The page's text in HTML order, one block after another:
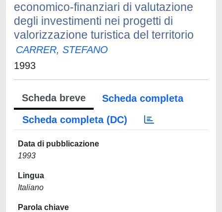
economico-finanziari di valutazione
degli investimenti nei progetti di
valorizzazione turistica del territorio
CARRER, STEFANO
1993
Scheda breve
Scheda completa
Scheda completa (DC)
Data di pubblicazione
1993
Lingua
Italiano
Parola chiave